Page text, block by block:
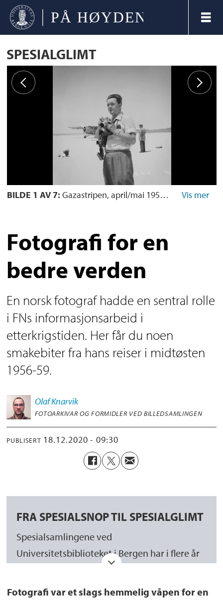
SPESIALGLIMT
BILDE 1 AV 7: Gazastripen, april/mai 1957. UNEF. Fotografen Jørgen Grinde i klassisk positur, med flere kameraer hengende rundt halsen. Han brukte til enhver tid 2-3 kameraer til forskjellige filmtyper på oppdraget i Midtøsten. Henvisning i arkivet:
Fotografi for en
bedre verden
En norsk fotograf hadde en sentral rolle
i FNs informasjonsarbeid i
etterkrigstiden. Her får du noen
smakebiter fra hans reiser i midtøsten
1956-59.
OlafKnarvik
FOTOARKIVAR OG FORMIDLER VED BILLEDSAMLINGEN
PUBLISERT 18.12.2020 - 09:30
FRA SPESIALSNOP TIL SPESIALGLIMT
Spesialsamlingene ved
Universitetsbiblioteket i Bergen har i flere år
artikler til Universitetets nyhetsavis «På
Fotografi var et slags hemmelig våpen for en